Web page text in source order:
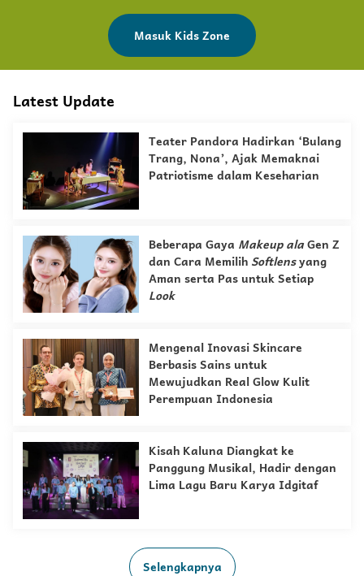
Masuk Kids Zone
Latest Update
Teater Pandora Hadirkan ‘Bulang
Trang, Nona’, Ajak Memaknai
Patriotisme dalam Keseharian
Beberapa Gaya Makeup alaGen Z
dan Cara Memilih Softlensyang
Aman serta Pas untuk Setiap
Look
Mengenal Inovasi Skincare
Berbasis Sains untuk
Mewujudkan Real Glow Kulit
Perempuan Indonesia
Kisah Kaluna Diangkat ke
Panggung Musikal, Hadir dengan
Lima Lagu Baru Karya Idgitaf
Selengkapnya